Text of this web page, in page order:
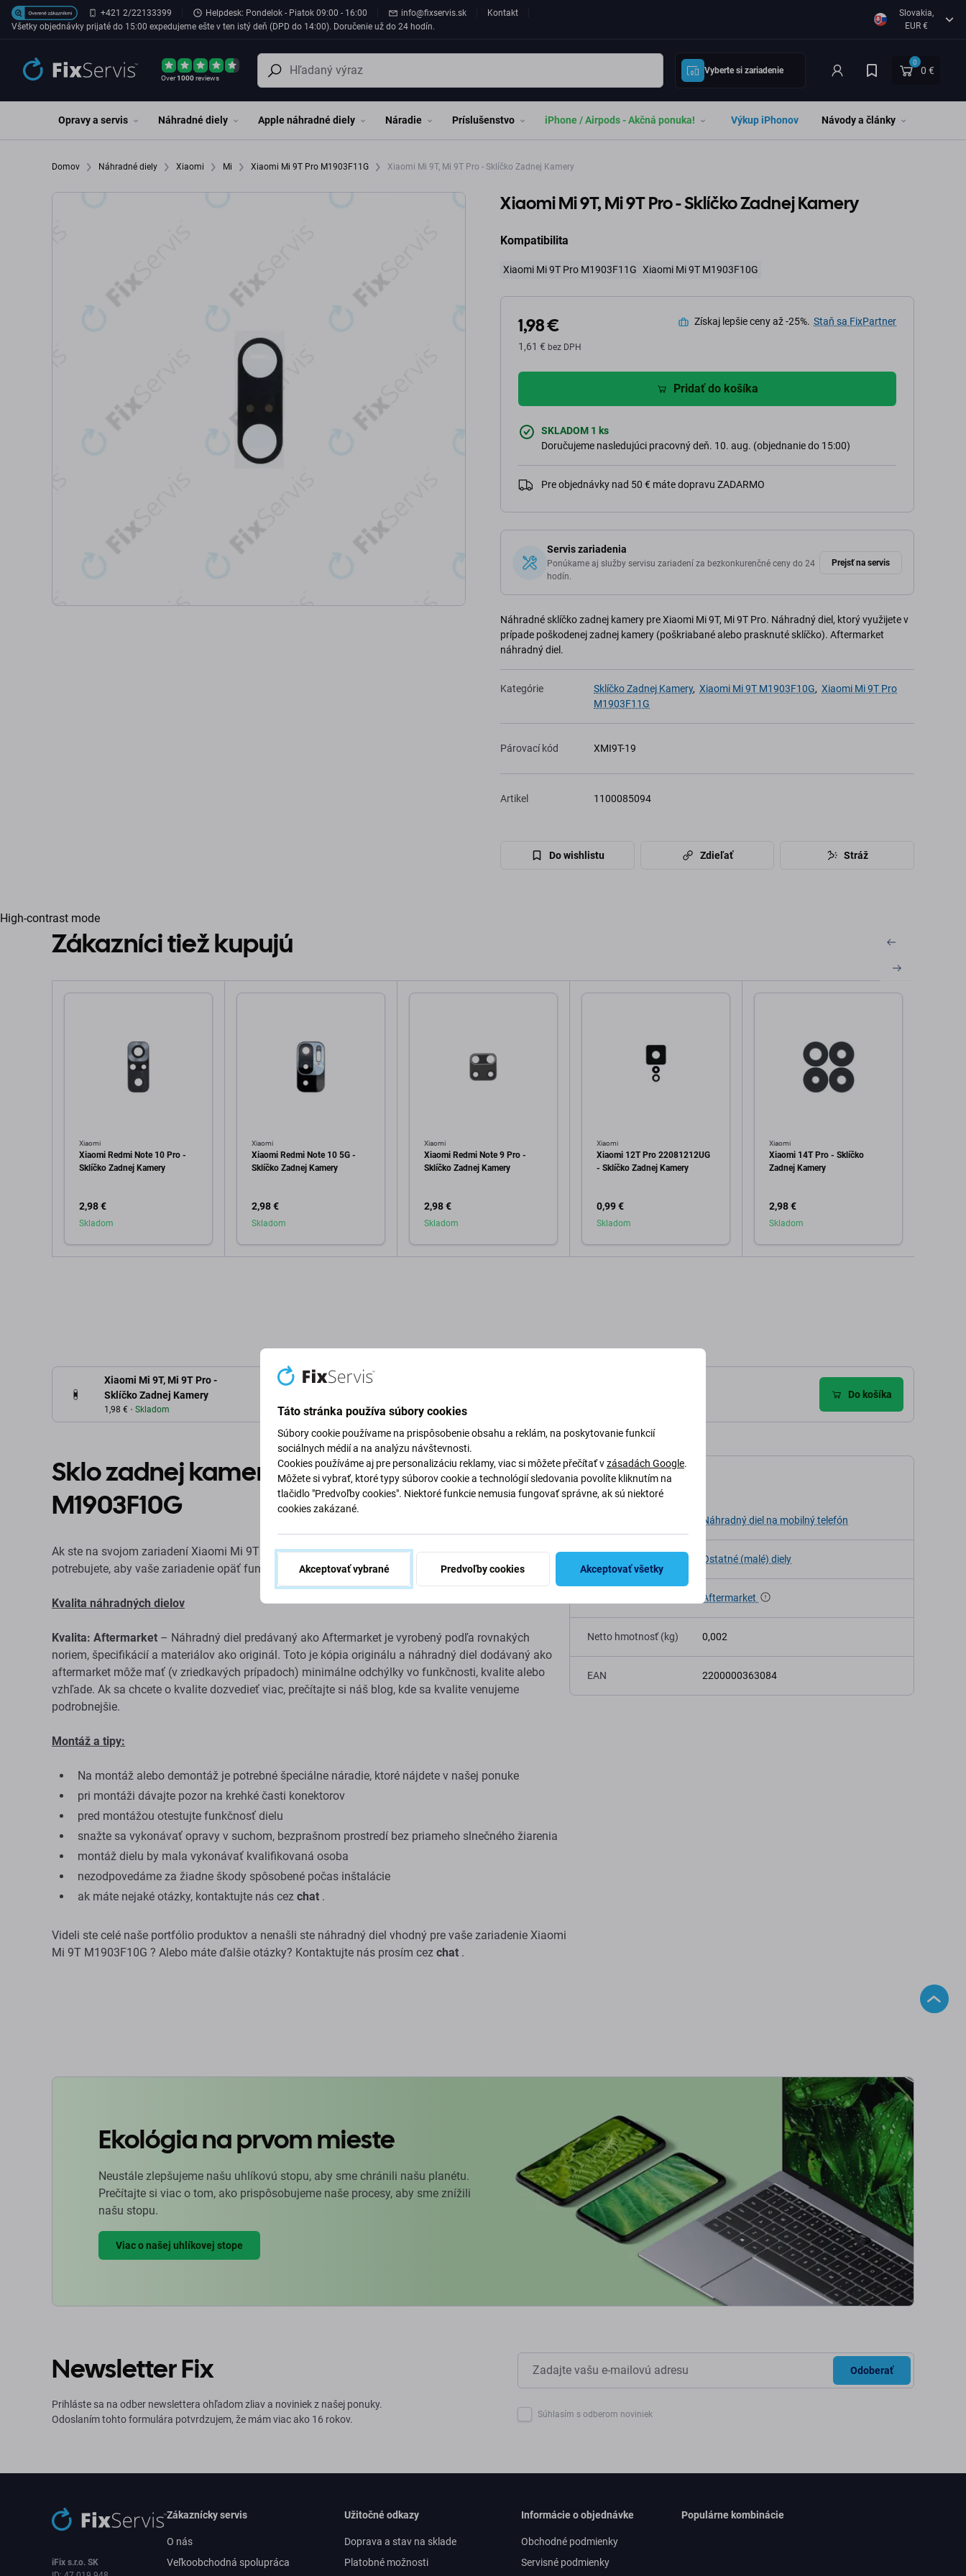
Preskočiť na hlavný obsah+421 2/22133399 Helpdesk: Pondelok - Piatok 09:00 - 16:00 info@fixservis.sk
Kontakt
Všetky objednávky prijaté do 15:00 expedujeme ešte v ten istý deň (DPD do 14:00). Doručenie už do 24 hodín.
Slovakia,
EUR €
Over1000reviews
Vyberte si zariadenie
0
0 €
Opravy a servis Náhradné diely Apple náhradné diely Náradie Príslušenstvo iPhone / Airpods - Akčná ponuka! Výkup iPhonov Návody a články
Domov Náhradné diely Xiaomi Mi Xiaomi Mi 9T Pro M1903F11G Xiaomi Mi 9T, Mi 9T Pro - Sklíčko Zadnej Kamery
Xiaomi Mi 9T, Mi 9T Pro - Sklíčko Zadnej Kamery
Kompatibilita
Xiaomi Mi 9T Pro M1903F11G Xiaomi Mi 9T M1903F10G
1,98 €
1,61 € bez DPH
Získaj lepšie ceny až -25%. Staň sa FixPartner
Pridať do košíka
SKLADOM 1 ks
Doručujeme nasledujúci pracovný deň. 10. aug. (objednanie do 15:00)
Pre objednávky nad 50 € máte dopravu ZADARMO
Servis zariadenia
Ponúkame aj služby servisu zariadení za bezkonkurenčné ceny do 24
hodín.
Prejsť na servis
Náhradné sklíčko zadnej kamery pre Xiaomi Mi 9T, Mi 9T Pro. Náhradný diel, ktorý využijete v
prípade poškodenej zadnej kamery (poškriabané alebo prasknuté sklíčko). Aftermarket
náhradný diel.
Kategórie Sklíčko Zadnej Kamery, Xiaomi Mi 9T M1903F10G, Xiaomi Mi 9T Pro
M1903F11G
Párovací kód XMI9T-19
Artikel 1100085094
Do wishlistu Zdieľať Stráž
High-contrast mode
Zákazníci tiež kupujú
Xiaomi
Xiaomi Redmi Note 10 Pro -
Sklíčko Zadnej Kamery
2,98 €
Skladom
Xiaomi
Xiaomi Redmi Note 10 5G -
Sklíčko Zadnej Kamery
2,98 €
Skladom
Xiaomi
Xiaomi Redmi Note 9 Pro -
Sklíčko Zadnej Kamery
2,98 €
Skladom
Xiaomi
Xiaomi 12T Pro 22081212UG
- Sklíčko Zadnej Kamery
0,99 €
Skladom
Xiaomi
Xiaomi 14T Pro - Sklíčko
Zadnej Kamery
2,98 €
Skladom
Xiaomi Mi 9T, Mi 9T Pro -
Sklíčko Zadnej Kamery
1,98 € Skladom
Do košíka
Sklo zadnej kamery pre Xiaomi Mi 9T
M1903F10G
Ak ste na svojom zariadení Xiaomi Mi 9T M1903F10G poškodili sklo zadnej kamery, toto je diel, ktorý
potrebujete, aby vaše zariadenie opäť fungovalo bez poškodenia.
Kvalita náhradných dielov
Kvalita: Aftermarket – Náhradný diel predávaný ako Aftermarket je vyrobený podľa rovnakých
noriem, špecifikácií a materiálov ako originál. Toto je kópia originálu a náhradný diel dodávaný ako
aftermarket môže mať (v zriedkavých prípadoch) minimálne odchýlky vo funkčnosti, kvalite alebo
vzhľade. Ak sa chcete o kvalite dozvedieť viac, prečítajte si náš blog, kde sa kvalite venujeme
podrobnejšie.
Montáž a tipy:
Na montáž alebo demontáž je potrebné špeciálne náradie, ktoré nájdete v našej ponuke
pri montáži dávajte pozor na krehké časti konektorov
pred montážou otestujte funkčnosť dielu
snažte sa vykonávať opravy v suchom, bezprašnom prostredí bez priameho slnečného žiarenia
montáž dielu by mala vykonávať kvalifikovaná osoba
nezodpovedáme za žiadne škody spôsobené počas inštalácie
ak máte nejaké otázky, kontaktujte nás cez chat .
Videli ste celé naše portfólio produktov a nenašli ste náhradný diel vhodný pre vaše zariadenie Xiaomi
Mi 9T M1903F10G ? Alebo máte ďalšie otázky? Kontaktujte nás prosím cez chat .
Špecifikácia
Náhradný diel na mobilný telefón
Ostatné (malé) diely
Aftermarket
Netto hmotnosť (kg) 0,002
EAN 2200000363084
Ekológia na prvom mieste
Neustále zlepšujeme našu uhlíkovú stopu, aby sme chránili našu planétu.
Prečítajte si viac o tom, ako prispôsobujeme naše procesy, aby sme znížili
našu stopu.
Viac o našej uhlíkovej stope
Newsletter Fix
Prihláste sa na odber newslettera ohľadom zliav a noviniek z našej ponuky.
Odoslaním tohto formulára potvrdzujem, že mám viac ako 16 rokov.
Odoberať
Súhlasím s odberom noviniek
iFix s.r.o. SK
Zákaznícky servis
O nás
Veľkoobchodná spolupráca
Užitočné odkazy
Doprava a stav na sklade
Platobné možnosti
Informácie o objednávke
Obchodné podmienky
Servisné podmienky
Populárne kombinácie
Táto stránka používa súbory cookies
Súbory cookie používame na prispôsobenie obsahu a reklám, na poskytovanie funkcií
sociálnych médií a na analýzu návštevnosti.
Cookies používáme aj pre personalizáciu reklamy, viac si môžete přečítať vzásadách Google.
Môžete si vybrať, ktoré typy súborov cookie a technológií sledovania povolíte kliknutím na
tlačidlo "Predvoľby cookies". Niektoré funkcie nemusia fungovať správne, ak sú niektoré
cookies zakázané.
Akceptovať vybrané Predvoľby cookies Akceptovať všetky